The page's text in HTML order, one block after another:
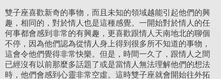
雙子座喜歡新奇的事物，而且未知的領域越能引起他們的興
趣，相同的，對於情人也是這種感覺。一開始對於情人的任
何事都會感到非常的有興趣，更喜歡跟情人天南地北的聊個
不停，因為他們認為從情人身上得到很多所不知道的事物，
這會令他們覺得非常快樂。但是，時間一久了，跟情人之間
已經沒有以前那麼多話題了或是當情人無法理解他們的想法
時，他們會感到心靈非常空虛。這時雙子座就會開始往外拓